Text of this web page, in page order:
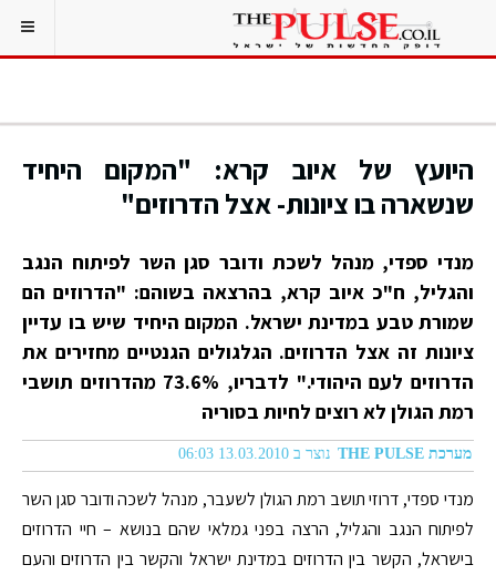
היועץ של איוב קרא: "המקום היחיד
שנשארה בו ציונות- אצל הדרוזים"
מנדי ספדי, מנהל לשכת ודובר סגן השר לפיתוח הנגב
והגליל, ח"כ איוב קרא, בהרצאה בשוהם: "הדרוזים הם
שמורת טבע במדינת ישראל. המקום היחיד שיש בו עדיין
ציונות זה אצל הדרוזים. הגלגולים הגנטיים מחזירים את
הדרוזים לעם היהודי." לדבריו, 73.6% מהדרוזים תושבי
רמת הגולן לא רוצים לחיות בסוריה
מערכת THE PULSE נוצר ב 13.03.2010 06:03
מנדי ספדי, דרוזי תושב רמת הגולן לשעבר, מנהל לשכה ודובר סגן השר
לפיתוח הנגב והגליל, הרצה בפני גמלאי שהם בנושא – חיי הדרוזים
בישראל, הקשר בין הדרוזים במדינת ישראל והקשר בין הדרוזים והעם